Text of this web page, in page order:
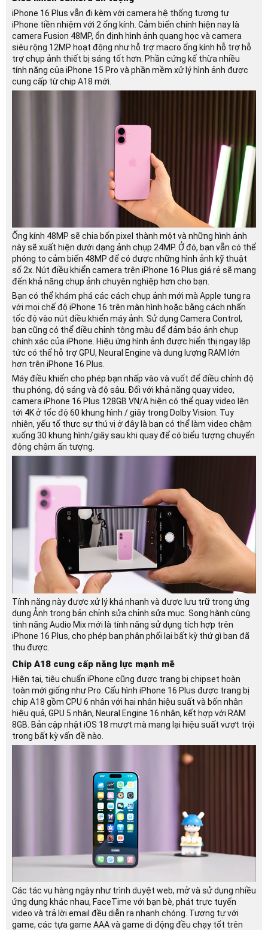
iPhone 16 Plus vẫn đi kèm với camera hệ thống tương tự
iPhone tiền nhiệm với 2 ống kính. Cảm biến chính hiện nay là
camera Fusion 48MP, ổn định hình ảnh quang học và camera
siêu rộng 12MP hoạt động như hỗ trợ macro ống kính hỗ trợ hỗ
trợ chụp ảnh thiết bị sáng tốt hơn. Phần cứng kế thừa nhiều
tính năng của iPhone 15 Pro và phần mềm xử lý hình ảnh được
cung cấp từ chip A18 mới.
Ống kính 48MP sẽ chia bốn pixel thành một và những hình ảnh
này sẽ xuất hiện dưới dạng ảnh chụp 24MP. Ở đó, bạn vẫn có thể
phóng to cảm biến 48MP để có được những hình ảnh kỹ thuật
số 2x. Nút điều khiển camera trên iPhone 16 Plus giá rẻ sẽ mang
đến khả năng chụp ảnh chuyên nghiệp hơn cho bạn.
Bạn có thể khám phá các cách chụp ảnh mới mà Apple tung ra
với mọi chế độ iPhone 16 trên màn hình hoặc bằng cách nhấn
tốc độ vào nút điều khiển máy ảnh. Sử dụng Camera Control,
bạn cũng có thể điều chỉnh tông màu để đảm bảo ảnh chụp
chính xác của iPhone. Hiệu ứng hình ảnh được hiển thị ngay lập
tức có thể hỗ trợ GPU, Neural Engine và dung lượng RAM lớn
hơn trên iPhone 16 Plus.
Máy điều khiển cho phép bạn nhấp vào và vuốt để điều chỉnh độ
thu phóng, độ sáng và độ sâu. Đối với khả năng quay video,
camera iPhone 16 Plus 128GB VN/A hiện có thể quay video lên
tới 4K ở tốc độ 60 khung hình / giây trong Dolby Vision. Tuy
nhiên, yếu tố thực sự thú vị ở đây là bạn có thể làm video chậm
xuống 30 khung hình/giây sau khi quay để có biểu tượng chuyển
động chậm ấn tượng.
Tính năng này được xử lý khá nhanh và được lưu trữ trong ứng
dụng Ảnh trong bản chỉnh sửa chỉnh sửa mục. Song hành cùng
tính năng Audio Mix mới là tính năng sử dụng tích hợp trên
iPhone 16 Plus, cho phép bạn phân phối lại bất kỳ thứ gì bạn đã
thu được.
Chip A18 cung cấp năng lực mạnh mẽ
Hiện tại, tiêu chuẩn iPhone cũng được trang bị chipset hoàn
toàn mới giống như Pro. Cấu hình iPhone 16 Plus được trang bị
chip A18 gồm CPU 6 nhân với hai nhân hiệu suất và bốn nhân
hiệu quả, GPU 5 nhân, Neural Engine 16 nhân, kết hợp với RAM
8GB. Bản cập nhật iOS 18 mượt mà mang lại hiệu suất vượt trội
trong bất kỳ vấn đề nào.
Các tác vụ hàng ngày như trình duyệt web, mở và sử dụng nhiều
ứng dụng khác nhau, FaceTime với bạn bè, phát trực tuyến
video và trả lời email đều diễn ra nhanh chóng. Tương tự với
game, các tựa game AAA và game di động đều chạy tốt trên